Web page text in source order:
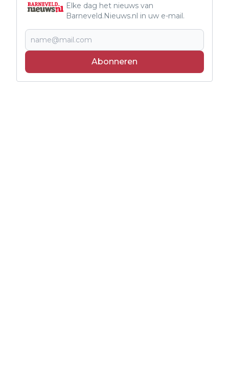
Elke dag het nieuws van
Barneveld.Nieuws.nl in uw e-mail.
Abonneren